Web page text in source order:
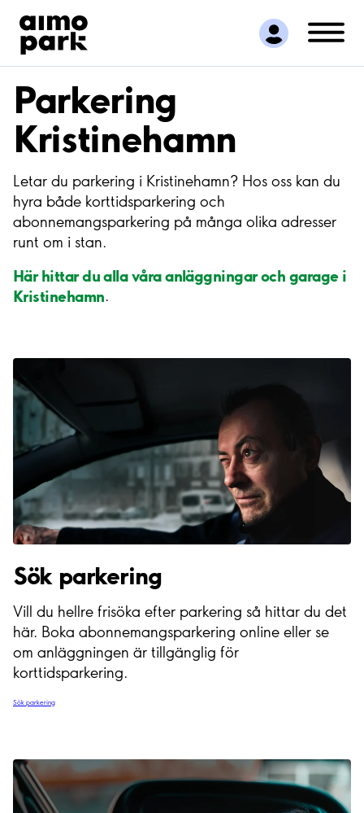
Hitta parkering
Samarbete
Kundservice
Om Aimo Park
Parkering
Kristinehamn
Letar du parkering i Kristinehamn? Hos oss kan du
hyra både korttidsparkering och
abonnemangsparkering på många olika adresser
runt om i stan.
Här hittar du alla våra anläggningar och garage i
Kristinehamn.
Sök parkering
Vill du hellre frisöka efter parkering så hittar du det
här. Boka abonnemangsparkering online eller se
om anläggningen är tillgänglig för
korttidsparkering.
Sök parkering